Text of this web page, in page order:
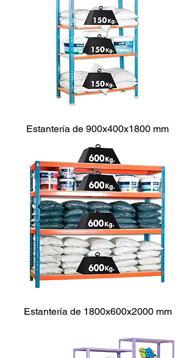
Estantería de 900x400x1800 mm
Estantería de 1800x600x2000 mm